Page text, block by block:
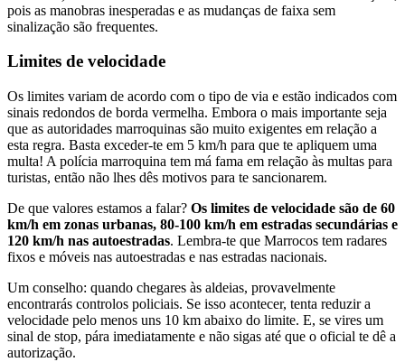
pois as manobras inesperadas e as mudanças de faixa sem
sinalização são frequentes.
Limites de velocidade
Os limites variam de acordo com o tipo de via e estão indicados com
sinais redondos de borda vermelha. Embora o mais importante seja
que as autoridades marroquinas são muito exigentes em relação a
esta regra. Basta exceder-te em 5 km/h para que te apliquem uma
multa! A polícia marroquina tem má fama em relação às multas para
turistas, então não lhes dês motivos para te sancionarem.
De que valores estamos a falar? Os limites de velocidade são de 60
km/h em zonas urbanas, 80-100 km/h em estradas secundárias e
120 km/h nas autoestradas. Lembra-te que Marrocos tem radares
fixos e móveis nas autoestradas e nas estradas nacionais.
Um conselho: quando chegares às aldeias, provavelmente
encontrarás controlos policiais. Se isso acontecer, tenta reduzir a
velocidade pelo menos uns 10 km abaixo do limite. E, se vires um
sinal de stop, pára imediatamente e não sigas até que o oficial te dê a
autorização.